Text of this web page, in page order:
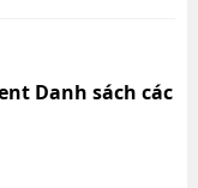
Danh sách các